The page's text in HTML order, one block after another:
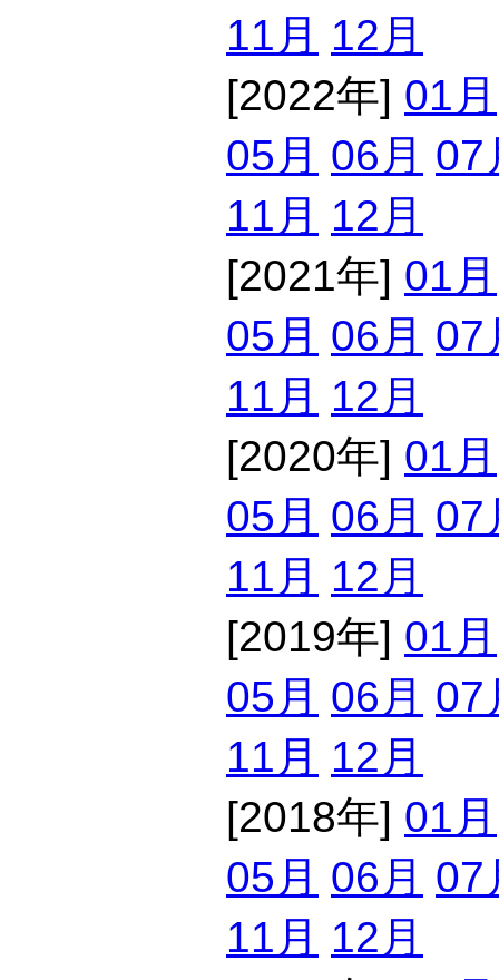
11月 12月
[2022年] 01月
05月 06月 07
11月 12月
[2021年] 01月
05月 06月 07
11月 12月
[2020年] 01月
05月 06月 07
11月 12月
[2019年] 01月
05月 06月 07
11月 12月
[2018年] 01月
05月 06月 07
11月 12月